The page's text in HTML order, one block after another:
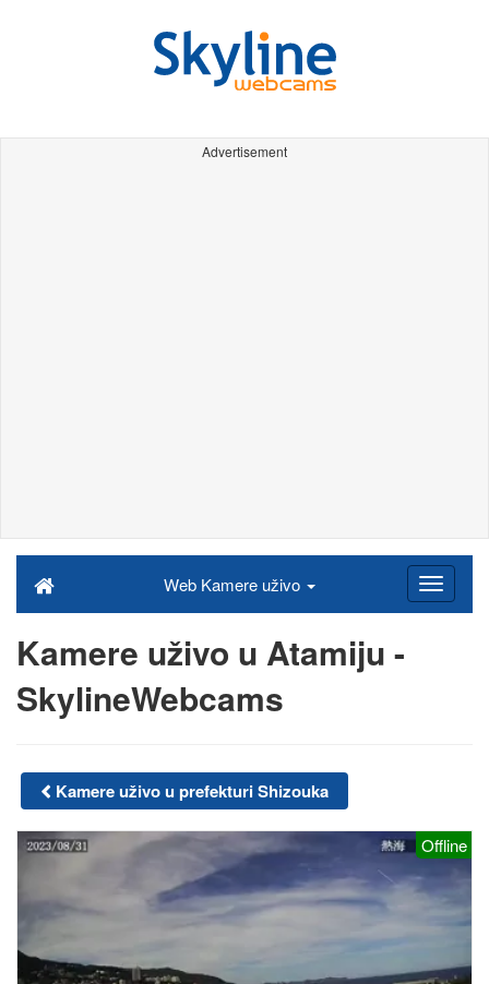
Advertisement
Web Kamere uživo
Kamere uživo u Atamiju -
SkylineWebcams
Kamere uživo u prefekturi Shizouka
Offline